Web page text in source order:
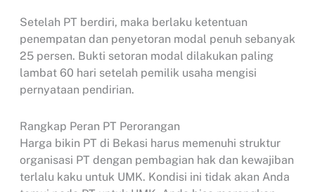
Setelah PT berdiri, maka berlaku ketentuan
penempatan dan penyetoran modal penuh sebanyak
25 persen. Bukti setoran modal dilakukan paling
lambat 60 hari setelah pemilik usaha mengisi
pernyataan pendirian.
Rangkap Peran PT Perorangan
Harga bikin PT di Bekasi harus memenuhi struktur
organisasi PT dengan pembagian hak dan kewajiban
terlalu kaku untuk UMK. Kondisi ini tidak akan Anda